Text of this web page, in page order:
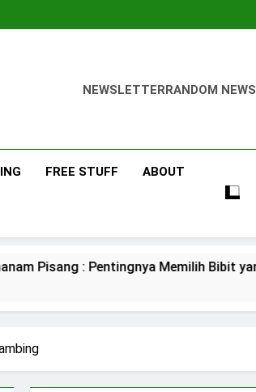
NEWSLETTERRANDOM NEWS
FREE STUFF ABOUT
Memilih Bibit yang Bagus